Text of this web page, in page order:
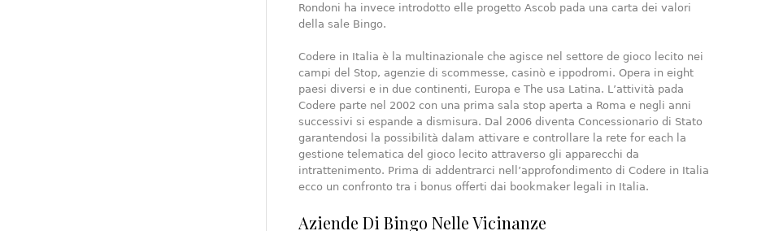
Rondoni ha invece introdotto elle progetto Ascob pada una carta dei valori
della sale Bingo.
Codere in Italia è la multinazionale che agisce nel settore de gioco lecito nei
campi del Stop, agenzie di scommesse, casinò e ippodromi. Opera in eight
paesi diversi e in due continenti, Europa e The usa Latina. L’attività pada
Codere parte nel 2002 con una prima sala stop aperta a Roma e negli anni
successivi si espande a dismisura. Dal 2006 diventa Concessionario di Stato
garantendosi la possibilità dalam attivare e controllare la rete for each la
gestione telematica del gioco lecito attraverso gli apparecchi da
intrattenimento. Prima di addentrarci nell’approfondimento di Codere in Italia
ecco un confronto tra i bonus offerti dai bookmaker legali in Italia.
Aziende Di Bingo Nelle Vicinanze